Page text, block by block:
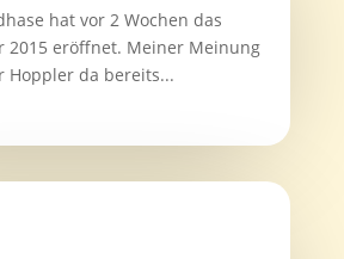
hat vor 2 Wochen das
2015 eröffnet. Meiner Meinung
Hoppler da bereits...